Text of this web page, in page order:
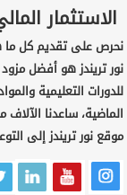
الاستثمار
نحرص على تقديم كل ما
نور تريندز هو أفضل
للدورات التعليمية
الماضية، ساعدنا
موقع نور تريندز إلى